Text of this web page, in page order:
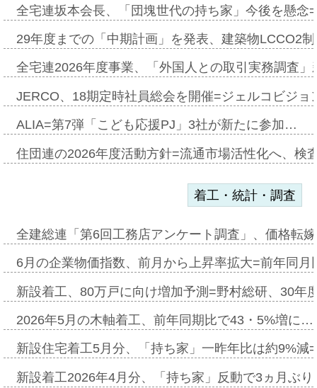
全宅連坂本会長、「団塊世代の持ち家」今後を懸
29年度までの「中期計画」を発表、建築物LCCO2
全宅連2026年度事業、「外国人との取引実務調査
JERCO、18期定時社員総会を開催=ジェルコビジ
ALIA=第7弾「こども応援PJ」3社が新たに参加…
住団連の2026年度活動方針=流通市場活性化へ、検
着工・統計・調査
全建総連「第6回工務店アンケート調査」、価格転
6月の企業物価指数、前月から上昇率拡大=前年同
新設着工、80万戸に向け増加予測=野村総研、30年
2026年5月の木軸着工、前年同期比で43・5%増に…
新設住宅着工5月分、「持ち家」一昨年比は約9%
新設着工2026年4月分、「持ち家」反動で3ヵ月ぶ